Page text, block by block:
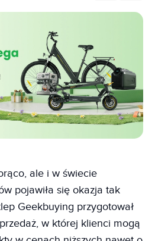
ale i w świecie
pojawiła się okazja tak
Geekbuying przygotował
w której klienci mogą